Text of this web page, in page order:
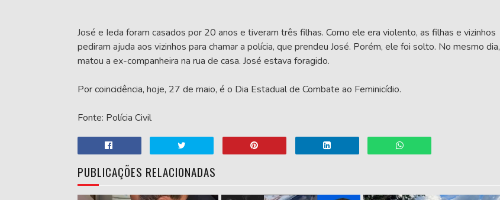
José e Ieda foram casados por 20 anos e tiveram três filhas. Como ele era violento, as filhas e vizinhos
pediram ajuda aos vizinhos para chamar a polícia, que prendeu José. Porém, ele foi solto. No mesmo dia,
matou a ex-companheira na rua de casa. José estava foragido.
Por coincidência, hoje, 27 de maio, é o Dia Estadual de Combate ao Feminicídio.
Fonte: Polícia Civil
PUBLICAÇÕES RELACIONADAS